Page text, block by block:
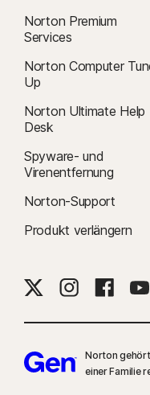
Norton Premium
Services
Norton Computer
Up
Norton Ultimate Help
Desk
Spyware- und
Virenentfernung
Norton-Support
Produkt verlängern
Norton gehört
einer Familie